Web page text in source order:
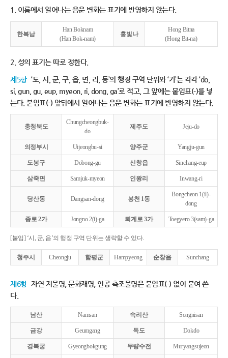
1. 이름에서 일어나는 음운 변화는 표기에 반영하지 않는다.
한복남
Han Boknam
(Han Bok-nam)
홍빛나
Hong Bitna
(Hong Bit-na)
2. 성의 표기는 따로 정한다.
제5항 ‘도, 시, 군, 구, 읍, 면, 리, 동’의 행정 구역 단위와 ‘가’는 각각 ‘do,
si, gun, gu, eup, myeon, ri, dong, ga’로 적고, 그 앞에는 붙임표(-)를 넣
는다. 붙임표(-) 앞뒤에서 일어나는 음운 변화는 표기에 반영하지 않는다.
충청북도
Chungcheongbuk-
do
제주도 Jeju-do
의정부시 Uijeongbu-si 양주군 Yangju-gun
도봉구 Dobong-gu 신창읍 Sinchang-eup
삼죽면 Samjuk-myeon 인왕리 Inwang-ri
당산동 Dangsan-dong 봉천 1동
Bongcheon 1(il)-
dong
종로 2가 Jongno 2(i)-ga 퇴계로 3가 Toegyero 3(sam)-ga
[붙임] ‘시, 군, 읍’의 행정 구역 단위는 생략할 수 있다.
청주시 Cheongju 함평군 Hampyeong 순창읍 Sunchang
제6항 자연 지물명, 문화재명, 인공 축조물명은 붙임표(-) 없이 붙여 쓴
다.
남산 Namsan 속리산 Songnisan
금강 Geumgang 독도 Dokdo
경복궁 Gyeongbokgung 무량수전 Muryangsujeon